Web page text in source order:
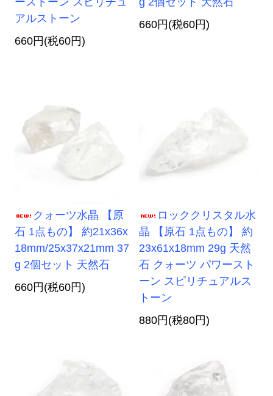
アルストーン
660円(税60円)
660円(税60円)
クォーツ水晶 【原
石 1点もの】 約21x36x
18mm/25x37x21mm 37
g 2個セット 天然石
660円(税60円)
ロッククリスタル水
晶 【原石 1点もの】 約
23x61x18mm 29g 天然
石 クォーツ パワースト
ーン スピリチュアルス
トーン
880円(税80円)